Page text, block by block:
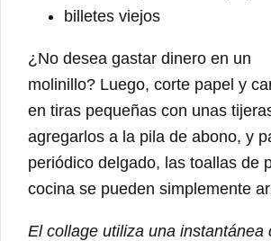
billetes viejos
¿No desea gastar dinero en un
molinillo? Luego, corte papel y
en tiras pequeñas con unas
agregarlos a la pila de abono, y
periódico delgado, las toallas de
cocina se pueden simplemente
El collage utiliza una instantánea